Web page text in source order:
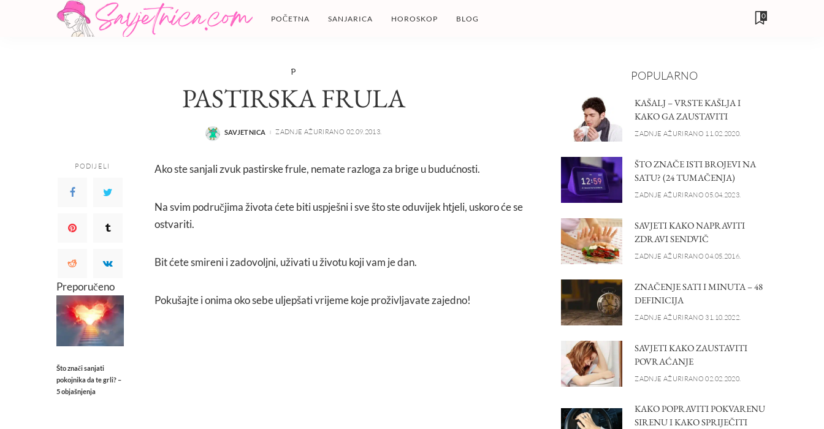
POČETNA SANJARICA HOROSKOP BLOG 0
P
PASTIRSKA FRULA
POSTED
SAVJETNICA ZADNJE AŽURIRANO 02.09.2013.
PODIJELI
Preporučeno
Što znači sanjati
pokojnika da te grli? –
5 objašnjenja
Ako ste sanjali zvuk pastirske frule, nemate razloga za brige u budućnosti.
Na svim područjima života ćete biti uspješni i sve što ste oduvijek htjeli, uskoro će se
ostvariti.
Bit ćete smireni i zadovoljni, uživati u životu koji vam je dan.
Pokušajte i onima oko sebe uljepšati vrijeme koje proživljavate zajedno!
POPULARNO
KAŠALJ – VRSTE KAŠLJA I
KAKO GA ZAUSTAVITI
ZADNJE AŽURIRANO 11.02.2020.
ŠTO ZNAČE ISTI BROJEVI NA
SATU? (24 TUMAČENJA)
ZADNJE AŽURIRANO 05.04.2023.
SAVJETI KAKO NAPRAVITI
ZDRAVI SENDVIČ
ZADNJE AŽURIRANO 04.05.2016.
ZNAČENJE SATI I MINUTA – 48
DEFINICIJA
ZADNJE AŽURIRANO 31.10.2022.
SAVJETI KAKO ZAUSTAVITI
POVRAĆANJE
ZADNJE AŽURIRANO 02.02.2020.
KAKO POPRAVITI POKVARENU
SIRENU I KAKO SPRIJEČITI